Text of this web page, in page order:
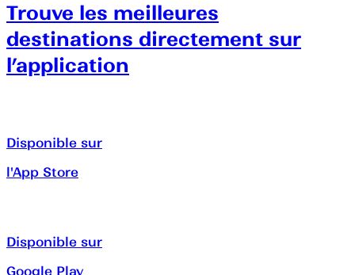
Trouve les meilleures
destinations directement sur
l’application
Disponible sur
l'App Store
Disponible sur
Google Play